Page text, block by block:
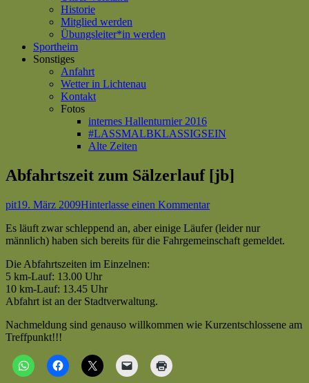
Historie
Mitglied werden
Übungsleiter*in werden
Sportheim
Sonstiges
Anfahrt
Wetter in Lichtenau
Kontakt
Fotos
internes Hallenturnier 2016
#LASSMALBKLASSIGSEIN
Alte Zeiten
Abfahrtszeit zum Sälzerlauf [jb]
Autor
pitVeröffentlicht
19. März 2009Hinterlasse einen Kommentarzu
zum
Sälzerlauf
Es läuft zwar schleppend an, aber einige Läufer (leider nur
männlich) haben sich bereits für die Fahrgemeinschaft gemeldet.
Die Abfahrtszeiten im Einzelnen:
5 km-Lauf: 13.00 Uhr
10 km-Lauf: 13.45 Uhr
Abfahrt ist an der Stadtverwaltung.
Nachmeldung sind genauso willkommen wie Kurzentschlossene am
Treffpunkt!!!